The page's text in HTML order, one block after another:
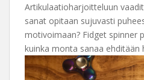
Artikulaatioharjoitteluun
sanat opitaan sujuvasti
motivoimaan? Fidget spinner
kuinka monta sanaa ehditään